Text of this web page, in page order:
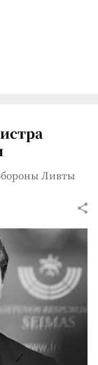
Ливты